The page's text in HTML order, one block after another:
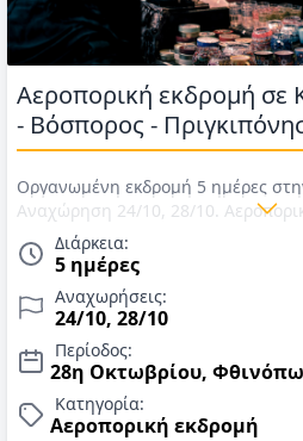
Αεροπορική εκδρομή σε
- Βόσπορος -
Οργανωμένη εκδρομή 5 ημέρες
Αναχώρηση 24/10, 28/10.
Aegean/Sky Express, μεταφορές,
επιλογής σας, φόρος διαμονής, 2
πλοιαρίου για τα Πριγκιπόνησα &
ελληνόφωνος ξεναγός/συνοδός.
2026.
Διάρκεια:
5 ημέρες
Αναχωρήσεις:
24/10, 28/10
Περίοδος:
28η Οκτωβρίου,
Κατηγορία:
Αεροπορική εκδρομή